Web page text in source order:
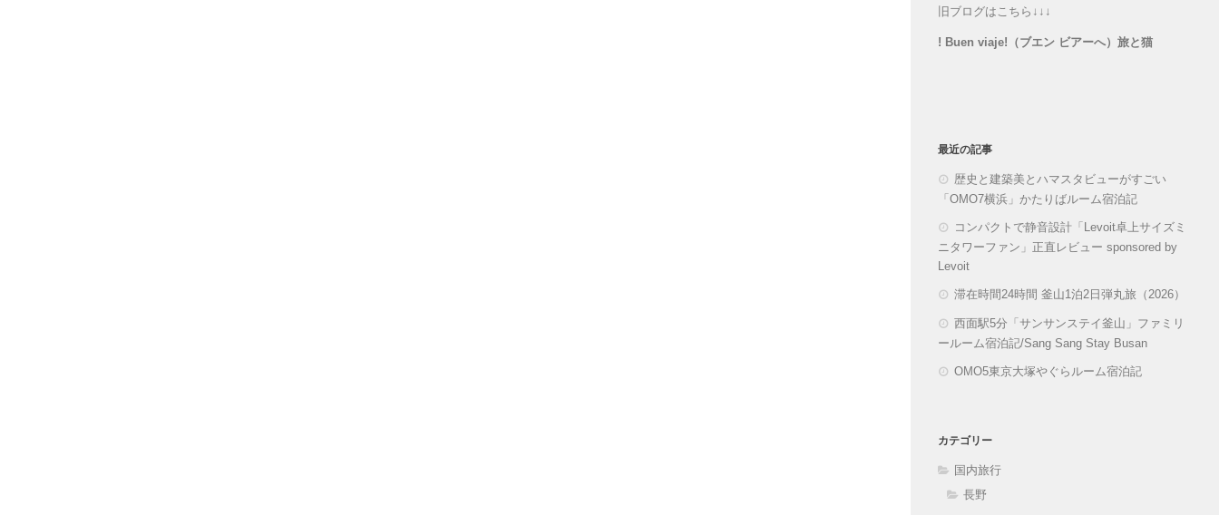
旧ブログはこちら↓↓↓
! Buen viaje!（ブエン ビアーへ）旅と猫
最近の記事
歴史と建築美とハマスタビューがすごい
「OMO7横浜」かたりばルーム宿泊記
コンパクトで静音設計「Levoit卓上サイズミ
ニタワーファン」正直レビュー sponsored by
Levoit
滞在時間24時間 釜山1泊2日弾丸旅（2026）
西面駅5分「サンサンステイ釜山」ファミリ
ールーム宿泊記/Sang Sang Stay Busan
OMO5東京大塚やぐらルーム宿泊記
カテゴリー
国内旅行
長野